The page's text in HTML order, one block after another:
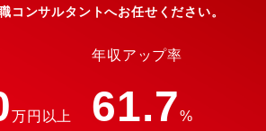
コンサルタントへお任せください。
万円以上
年収アップ率
61.7%